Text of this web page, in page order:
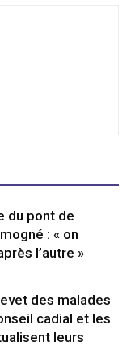
du pont de
: « on
l’autre »
des malades
cadial et les
leurs